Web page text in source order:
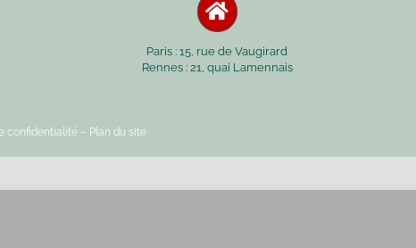
Paris : 15, rue de Vaugirard
Rennes : 21, quai Lamennais
confidentialité – Plan du site